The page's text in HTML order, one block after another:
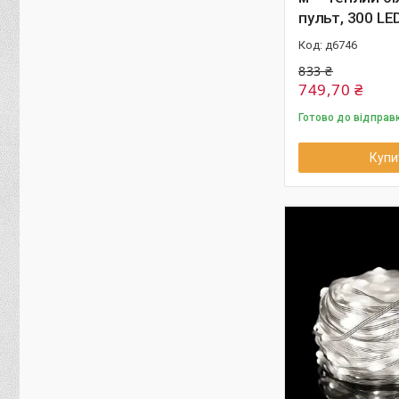
пульт, 300
д6746
833 ₴
749,70 ₴
Готово до